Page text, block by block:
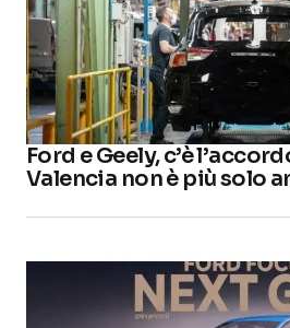
Ford e Geely, c’è
Valencia non è più solo